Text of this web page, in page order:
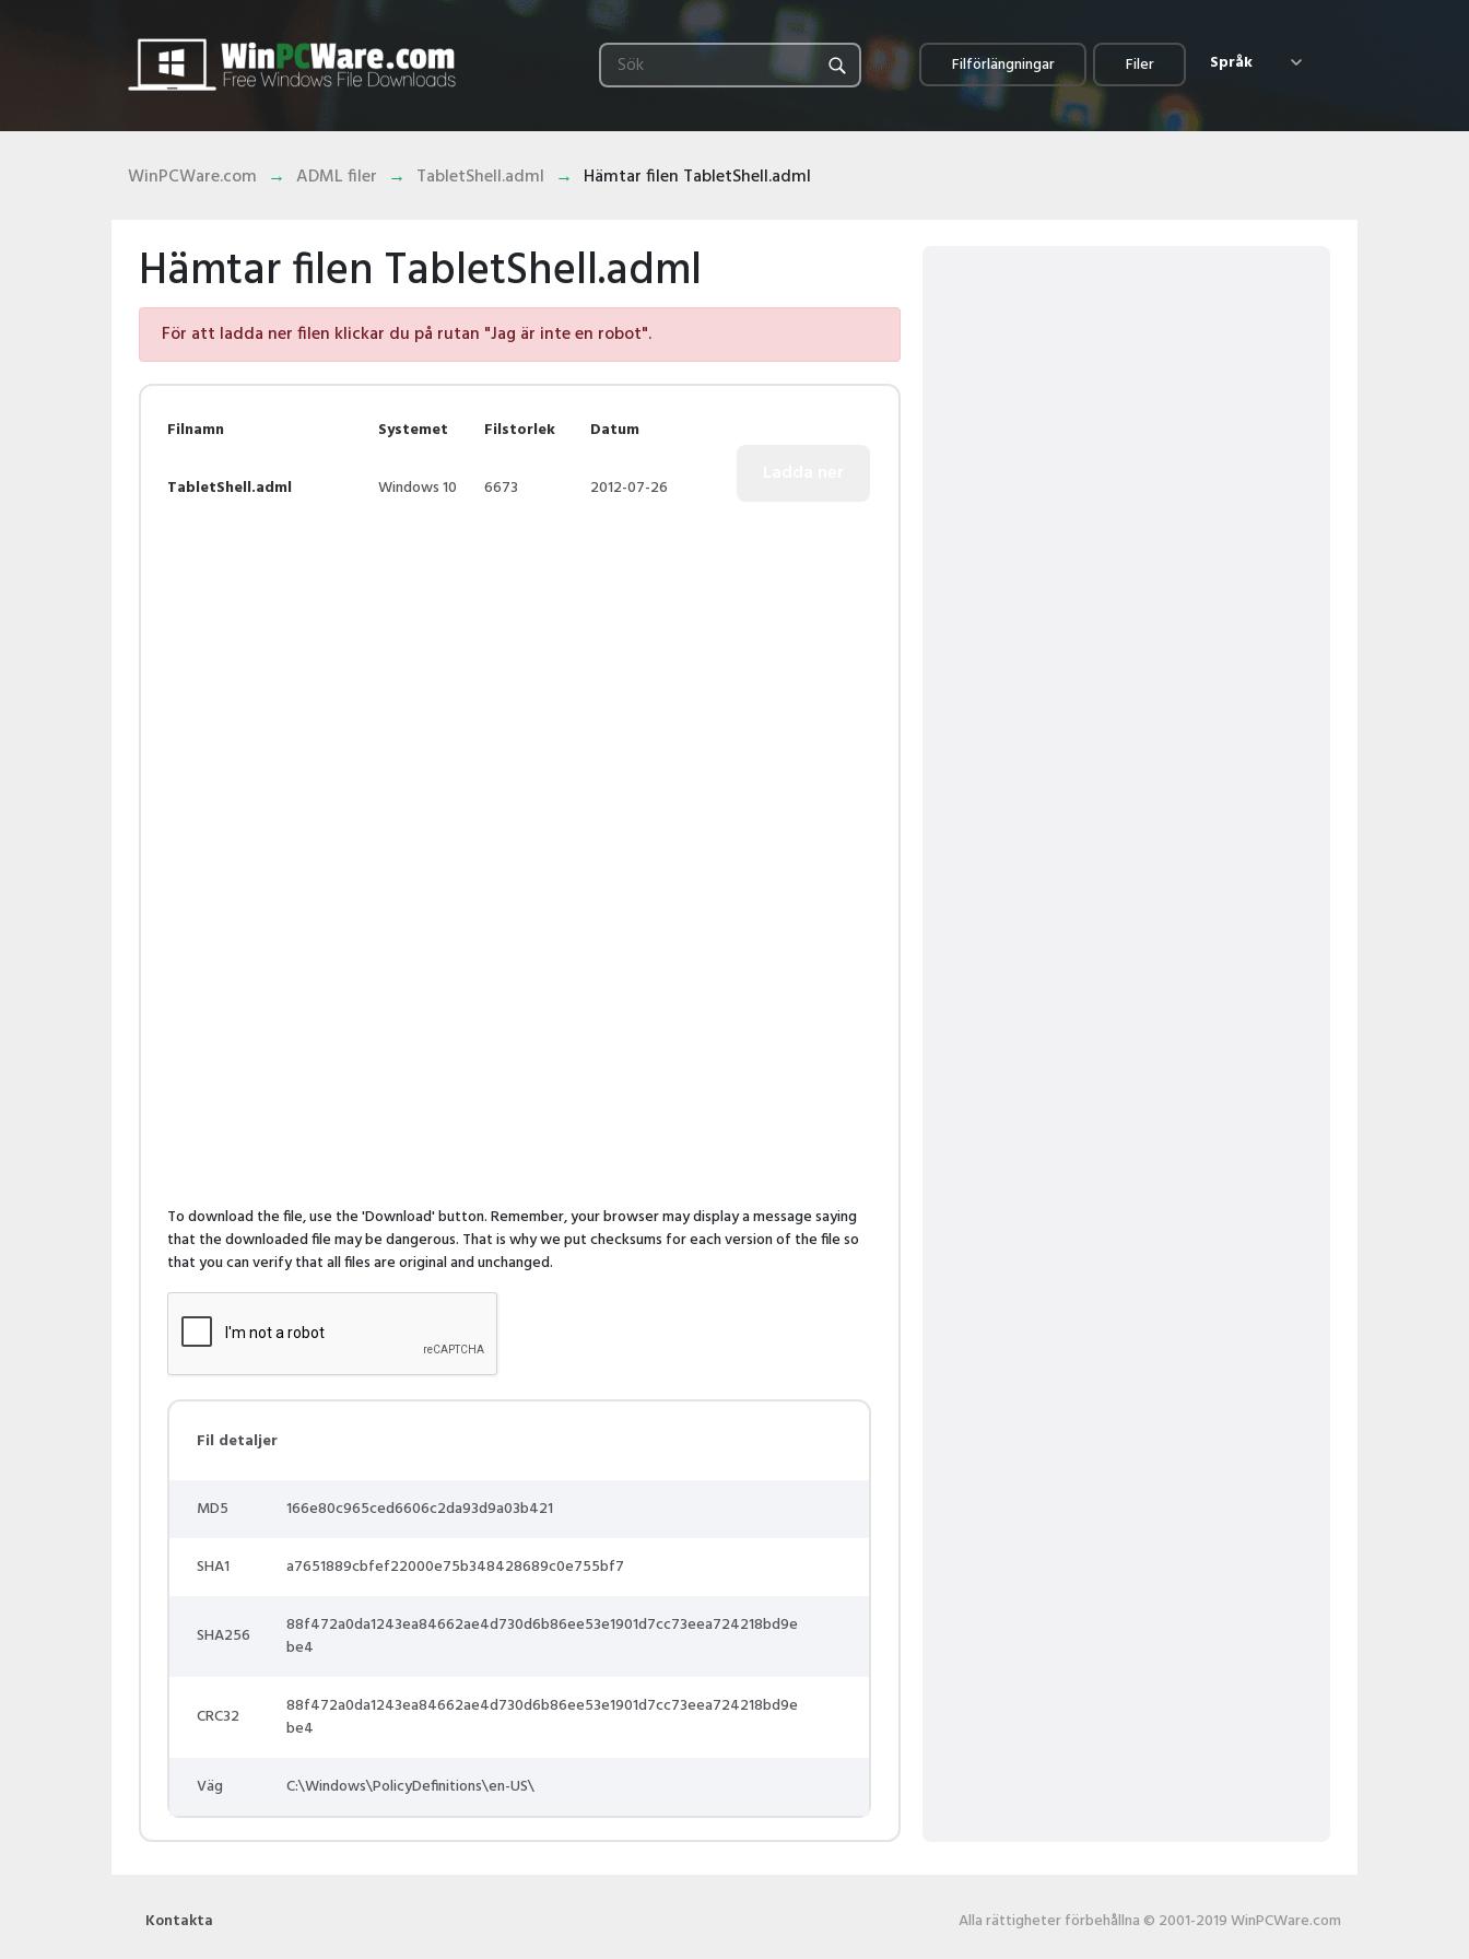
Filförlängningar Filer Språk
WinPCWare.com ADML filer TabletShell.adml Hämtar filen TabletShell.adml
Hämtar filen TabletShell.adml
För att ladda ner filen klickar du på rutan "Jag är inte en robot".
Filnamn
TabletShell.adml
Systemet
Windows 10
Filstorlek
6673
Datum
2012-07-26
To download the file, use the 'Download' button. Remember, your browser may display a message saying
that the downloaded file may be dangerous. That is why we put checksums for each version of the file so
that you can verify that all files are original and unchanged.
Fil detaljer
MD5 166e80c965ced6606c2da93d9a03b421
SHA1 a7651889cbfef22000e75b348428689c0e755bf7
SHA256
88f472a0da1243ea84662ae4d730d6b86ee53e1901d7cc73eea724218bd9e
be4
CRC32
88f472a0da1243ea84662ae4d730d6b86ee53e1901d7cc73eea724218bd9e
be4
Väg C:\Windows\PolicyDefinitions\en-US\
Kontakta Alla rättigheter förbehållna © 2001-2019 WinPCWare.com